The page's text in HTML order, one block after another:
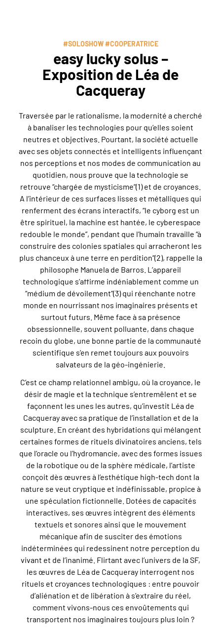
#SOLOSHOW #COOPERATRICE
easy lucky solus –
Exposition de Léa de
Cacqueray
Traversée par le rationalisme, la modernité a cherché
à banaliser les technologies pour qu’elles soient
neutres et objectives. Pourtant, la société actuelle
avec ses objets connectés et intelligents influençant
nos perceptions et nos modes de communication au
quotidien, nous prouve que la technologie se
retrouve “chargée de mysticisme”(1) et de croyances.
A l’intérieur de ces surfaces lisses et métalliques qui
renferment des écrans interactifs, “le cyborg est un
être spirituel, la machine est hantée, le cyberespace
redouble le monde”, pendant que l’humain travaille “à
construire des colonies spatiales qui arracheront les
plus chanceux à une terre en perdition”(2), rappelle la
philosophe Manuela de Barros. L’appareil
technologique s’affirme indéniablement comme un
“médium de dévoilement”(3) qui réenchante notre
monde en nourrissant nos imaginaires présents et
surtout futurs. Même face à sa présence
obsessionnelle, souvent polluante, dans chaque
recoin du globe, une bonne partie de la communauté
scientifique s’en remet toujours aux pouvoirs
salvateurs de la géo-ingénierie.
C’est ce champ relationnel ambigu, où la croyance, le
désir de magie et la technique s’entremêlent et se
façonnent les unes les autres, qu’investit Léa de
Cacqueray avec sa pratique de l’installation et de la
sculpture. En créant des hybridations qui mélangent
certaines formes de rituels divinatoires anciens, tels
que l’oracle ou l’hydromancie, avec des formes issues
de la robotique ou de la sphère médicale, l’artiste
conçoit dès œuvres à l’esthétique high-tech dont la
nature se veut cryptique et indéfinissable, propice à
une spéculation fictionnelle. Dotées de capacités
interactives, ses œuvres intègrent des éléments
textuels et sonores ainsi que le mouvement
mécanique afin de susciter des émotions
indéterminées qui redessinent notre perception du
vivant et de l’inanimé. Flirtant avec l’univers de la SF,
les œuvres de Léa de Cacqueray interrogent nos
rituels et croyances technologiques : entre pouvoir
d’aliénation et de libération à s’extraire du réel,
comment vivons-nous ces envoûtements qui
transportent nos imaginaires toujours plus loin ?